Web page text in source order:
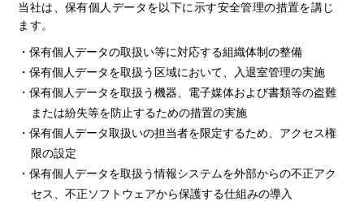
当社は、保有個人データを以下に示す安全管理の措置を講じ
ます。
・保有個人データの取扱い等に対応する組織体制の整備
・保有個人データを取扱う区域において、入退室管理の実施
・保有個人データを取扱う機器、電子媒体および書類等の盗難
または紛失等を防止するための措置の実施
・保有個人データ取扱いの担当者を限定するため、アクセス権
限の設定
・保有個人データを取扱う情報システムを外部からの不正アク
セス、不正ソフトウェアから保護する仕組みの導入